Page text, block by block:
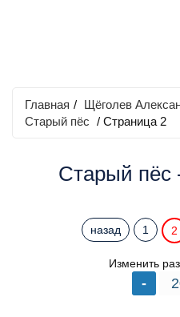
Главная / Щёголев
Старый пёс / Страница 2
Старый пёс
назад 1 2
Изменить